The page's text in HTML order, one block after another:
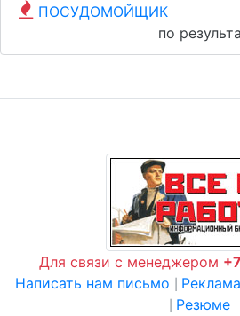
ПОСУДОМОЙЩИК
по
Для связи с менеджером
Написать нам письмо
Резюме